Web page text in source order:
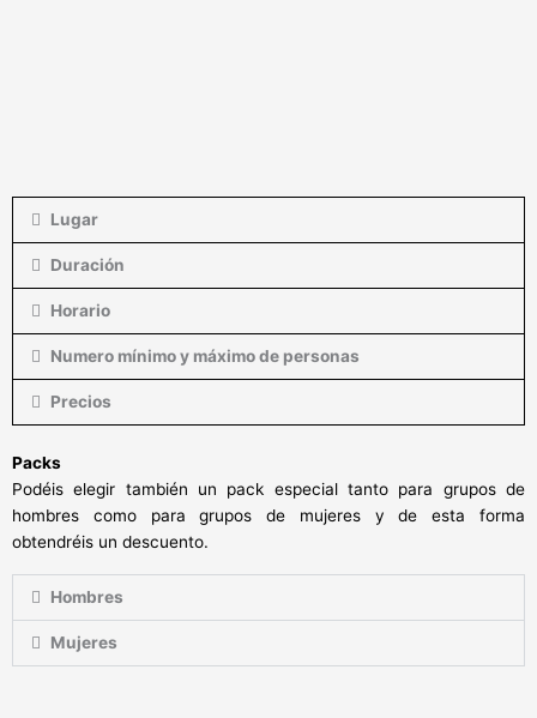
Lugar
Duración
Horario
Numero mínimo y máximo de personas
Precios
Packs
Podéis elegir también un pack especial tanto para grupos de
hombres como para grupos de mujeres y de esta forma
obtendréis un descuento.
Hombres
Mujeres